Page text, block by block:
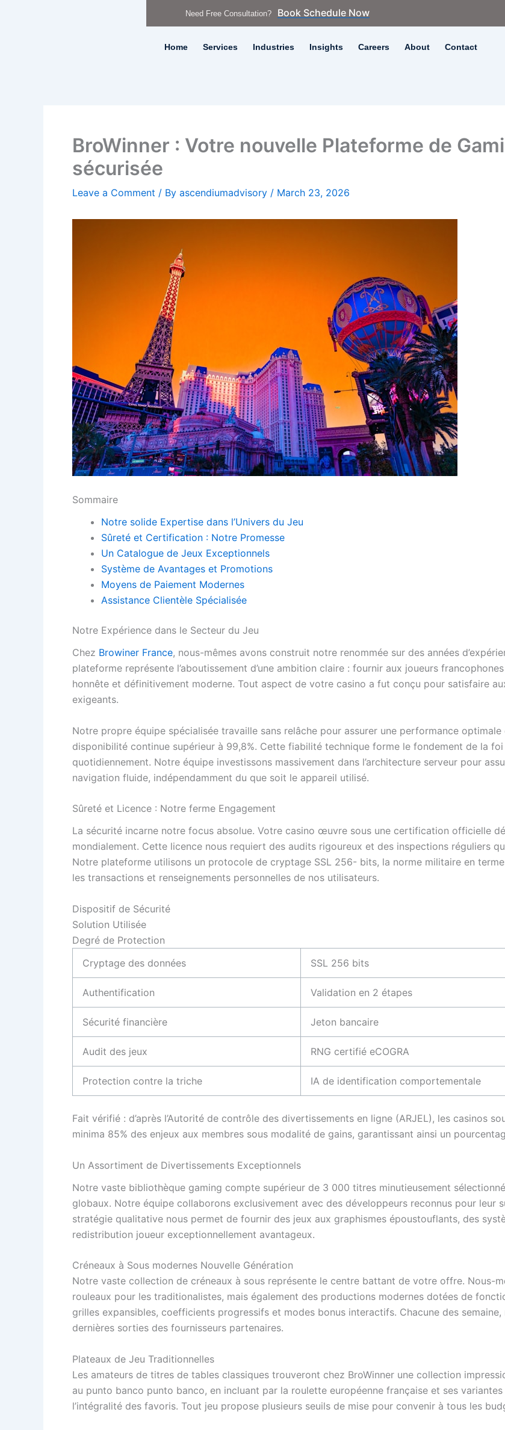
Need Free Consultation? Book Schedule Now
Home Services Industries Insights Careers About Contact
BroWinner : Votre nouvelle Plateforme de
sécurisée
Leave a Comment / By ascendiumadvisory / March 23, 2026
Sommaire
Notre solide Expertise dans l’Univers du Jeu
Sûreté et Certification : Notre Promesse
Un Catalogue de Jeux Exceptionnels
Système de Avantages et Promotions
Moyens de Paiement Modernes
Assistance Clientèle Spécialisée
Notre Expérience dans le Secteur du Jeu
Chez Browiner France, nous-mêmes avons construit notre renommée sur des années
plateforme représente l’aboutissement d’une ambition claire : fournir aux joueurs
honnête et définitivement moderne. Tout aspect de votre casino a fut conçu pour satisfaire
exigeants.
Notre propre équipe spécialisée travaille sans relâche pour assurer une performance
disponibilité continue supérieur à 99,8%. Cette fiabilité technique forme le fondement de la
quotidiennement. Notre équipe investissons massivement dans l’architecture serveur pour
navigation fluide, indépendamment du que soit le appareil utilisé.
Sûreté et Licence : Notre ferme Engagement
La sécurité incarne notre focus absolue. Votre casino œuvre sous une certification officielle
mondialement. Cette licence nous requiert des audits rigoureux et des inspections réguliers
Notre plateforme utilisons un protocole de cryptage SSL 256- bits, la norme militaire en
les transactions et renseignements personnelles de nos utilisateurs.
Dispositif de Sécurité
Solution Utilisée
Degré de Protection
Cryptage des données
SSL 256 bits
Authentification Validation en 2 étapes
Sécurité financière Jeton bancaire
Audit des jeux RNG certifié eCOGRA
Protection contre la triche IA de identification comportementale
Fait vérifié : d’après l’Autorité de contrôle des divertissements en ligne (ARJEL), les casinos
minima 85% des enjeux aux membres sous modalité de gains, garantissant ainsi un
Un Assortiment de Divertissements Exceptionnels
Notre vaste bibliothèque gaming compte supérieur de 3 000 titres minutieusement
globaux. Notre équipe collaborons exclusivement avec des développeurs reconnus pour leur
stratégie qualitative nous permet de fournir des jeux aux graphismes époustouflants, des
redistribution joueur exceptionnellement avantageux.
Créneaux à Sous modernes Nouvelle Génération
Notre vaste collection de créneaux à sous représente le centre battant de votre offre. Nous-
rouleaux pour les traditionalistes, mais également des productions modernes dotées de
grilles expansibles, coefficients progressifs et modes bonus interactifs. Chacune des
dernières sorties des fournisseurs partenaires.
Plateaux de Jeu Traditionnelles
Les amateurs de titres de tables classiques trouveront chez BroWinner une collection
au punto banco punto banco, en incluant par la roulette européenne française et ses
l’intégralité des favoris. Tout jeu propose plusieurs seuils de mise pour convenir à tous les